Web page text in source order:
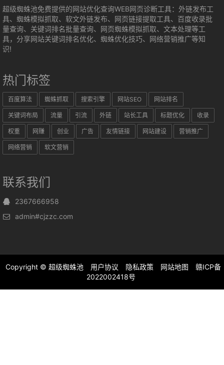
超级蜘蛛池免费提供的网站优化查询WEB网页诊断工具：外链发布工
具、蜘蛛模拟抓取、软文外链发布、网页链接提取工具、百度收录批
量查询、关键词排名批量查询、网页蜘蛛模拟抓取、文本处理等工
具，分享网站关键词排名优化、蜘蛛优化技巧、网络营销推广等知
识!
热门标签
百度算法 蜘蛛抓取 搜索引擎 网站SEO 网站排名
关键词布局 流量 引流 外链 站长工具 标题优化 收录
权重 网赚 创业 广告 友情链接 网站建设 营销推广
网络营销 软文营销
联系我们
2367666958
admin#cjzzc.com
Copyright © 超级蜘蛛池 用户协议 隐私政策 网站地图
赣ICP备
2022002418号